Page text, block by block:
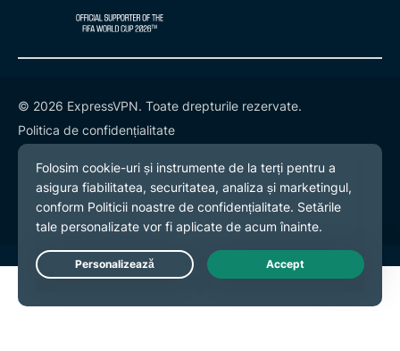
© 2026 ExpressVPN. Toate drepturile rezervate.
Politica de confidențialitate
Termeni și condiții
Preferințe cookies
Live Chat